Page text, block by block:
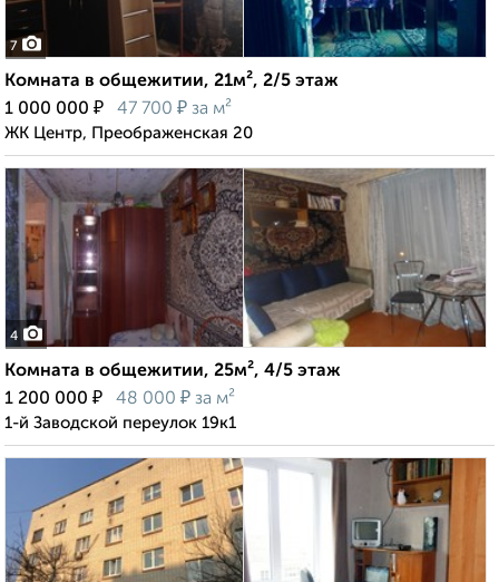
7
Комната в общежитии, 21м², 2/5 этаж
1 000 000 ₽ 47 700 ₽ за м²
ЖК Центр, Преображенская 20
4
Комната в общежитии, 25м², 4/5 этаж
1 200 000 ₽ 48 000 ₽ за м²
1-й Заводской переулок 19к1